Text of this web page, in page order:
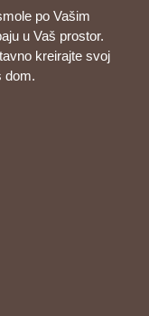
po Vašim
u Vaš prostor.
kreirajte svoj
dom.